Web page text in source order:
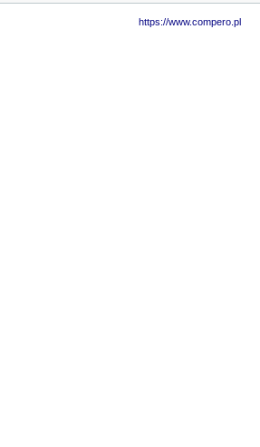
https://www.compero.pl